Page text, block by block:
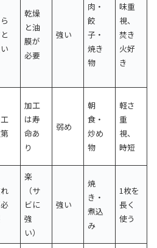
乾燥
と油
膜が
必要
強い
肉・
餃
子・
焼き
物
味重
視、
焚き
火好
き
加工
は寿
命あ
り
弱め
朝
食・
炒め
物
軽さ
重
視、
時短
楽
（サ
ビに
強
い）
強い
焼
き・
煮込
み
1枚を
長く
使う